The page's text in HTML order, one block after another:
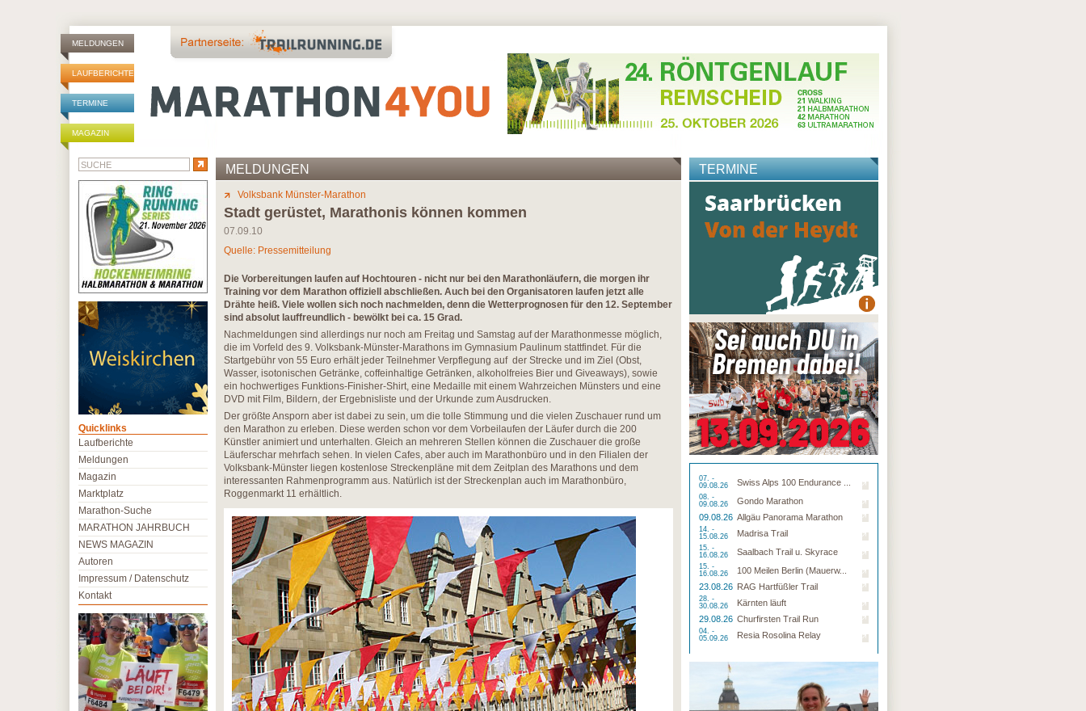
MELDUNGEN
LAUFBERICHTE
TERMINE
MAGAZIN
MELDUNGEN
Volksbank Münster-Marathon
Stadt gerüstet, Marathonis können kommen
07.09.10
Quelle: Pressemitteilung
Die Vorbereitungen laufen auf Hochtouren - nicht nur bei den Marathonläufern, die morgen ihr
Training vor dem Marathon offiziell abschließen. Auch bei den Organisatoren laufen jetzt alle
Drähte heiß. Viele wollen sich noch nachmelden, denn die Wetterprognosen für den 12. September
sind absolut lauffreundlich - bewölkt bei ca. 15 Grad.
Nachmeldungen sind allerdings nur noch am Freitag und Samstag auf der Marathonmesse möglich,
die im Vorfeld des 9. Volksbank-Münster-Marathons im Gymnasium Paulinum stattfindet. Für die
Startgebühr von 55 Euro erhält jeder Teilnehmer Verpflegung auf der Strecke und im Ziel (Obst,
Wasser, isotonischen Getränke, coffeinhaltige Getränken, alkoholfreies Bier und Giveaways), sowie
ein hochwertiges Funktions-Finisher-Shirt, eine Medaille mit einem Wahrzeichen Münsters und eine
DVD mit Film, Bildern, der Ergebnisliste und der Urkunde zum Ausdrucken.
Der größte Ansporn aber ist dabei zu sein, um die tolle Stimmung und die vielen Zuschauer rund um
den Marathon zu erleben. Diese werden schon vor dem Vorbeilaufen der Läufer durch die 200
Künstler animiert und unterhalten. Gleich an mehreren Stellen können die Zuschauer die große
Läuferschar mehrfach sehen. In vielen Cafes, aber auch im Marathonbüro und in den Filialen der
Volksbank-Münster liegen kostenlose Streckenpläne mit dem Zeitplan des Marathons und dem
interessanten Rahmenprogramm aus. Natürlich ist der Streckenplan auch im Marathonbüro,
Roggenmarkt 11 erhältlich.
TERMINE
07. -
09.08.26
Swiss Alps 100 Endurance ...
08. -
09.08.26
Gondo Marathon
09.08.26 Allgäu Panorama Marathon
14. -
15.08.26
Madrisa Trail
15. -
16.08.26
Saalbach Trail u. Skyrace
15. -
16.08.26
100 Meilen Berlin (Mauerw...
23.08.26 RAG Hartfüßler Trail
28. -
30.08.26
Kärnten läuft
29.08.26 Churfirsten Trail Run
04. -
05.09.26
Resia Rosolina Relay
Quicklinks
Laufberichte
Meldungen
Magazin
Marktplatz
Marathon-Suche
MARATHON JAHRBUCH
NEWS MAGAZIN
Autoren
Impressum / Datenschutz
Kontakt